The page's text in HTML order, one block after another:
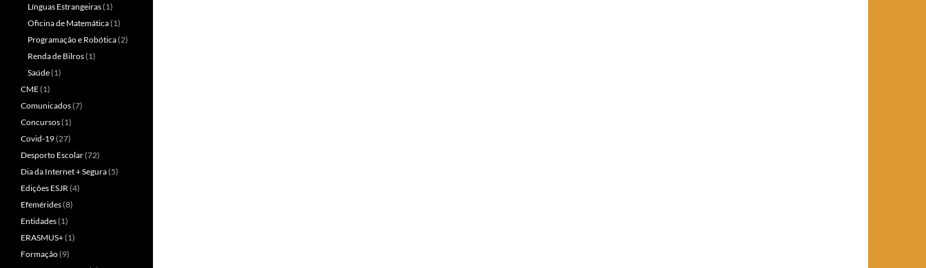
Línguas Estrangeiras(1)
Oficina de Matemática(1)
Programação e Robótica(2)
Renda de Bilros(1)
Saúde(1)
CME(1)
Comunicados(7)
Concursos(1)
Covid-19(27)
Desporto Escolar(72)
Dia da Internet + Segura(5)
Edições ESJR (4)
Efemérides(8)
Entidades(1)
ERASMUS+(1)
Formação(9)